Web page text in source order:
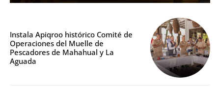
Instala Apiqroo histórico Comité de
Operaciones del Muelle de
Pescadores de Mahahual y La
Aguada